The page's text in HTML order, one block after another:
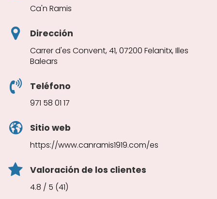
Ca'n Ramis
Dirección
Carrer d'es Convent, 41, 07200 Felanitx, Illes
Balears
Teléfono
971 58 01 17
Sitio web
https://www.canramis1919.com/es
Valoración de los clientes
4.8 / 5 (41)